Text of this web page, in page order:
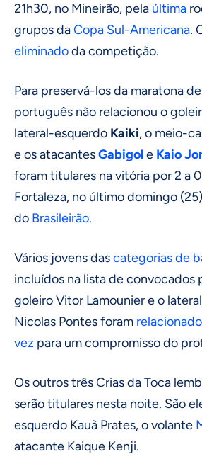
21h30, no Mineirão, pela última
grupos daCopa Sul-Americana.
eliminadoda competição.
Para preservá-los da maratona
português não relacionou o
lateral-esquerdo Kaiki, o meio-
e os atacantesGabigole Kaio
foram titulares na vitória por 2 a
Fortaleza, no último domingo
do Brasileirão.
Vários jovens dascategorias de
incluídos na lista de convocados
goleiro Vitor Lamounier e o
Nicolas Pontes foram
vez para um compromisso do
Os outros três Crias da Toca
serão titulares nesta noite. São
esquerdo Kauã Prates, o volante
atacante Kaique Kenji.